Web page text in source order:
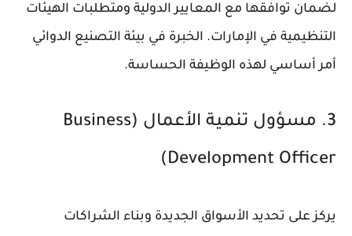
لضمان توافقها مع المعايير الدولية ومتطلبات الهيئات
التنظيمية في الإمارات. الخبرة في بيئة التصنيع الدوائي
أمر أساسي لهذه الوظيفة الحساسة.
3. مسؤول تنمية الأعمال (Business
Development Officer)
يركز على تحديد الأسواق الجديدة وبناء الشراكات